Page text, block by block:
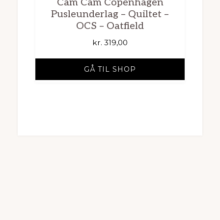
Pusleunderlag – Quiltet –
OCS – Oatfield
kr. 319,00
GÅ TIL SHOP